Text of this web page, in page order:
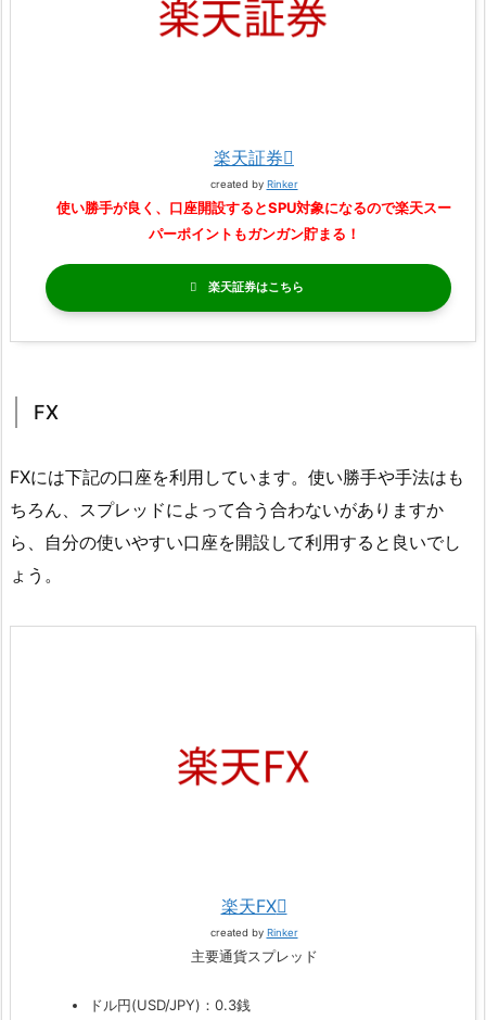
楽天証券
created by Rinker
使い勝手が良く、口座開設するとSPU対象になるので楽天スー
パーポイントもガンガン貯まる！
楽天証券
FX
FXには下記の口座を利用しています。使い勝手や手法はも
ちろん、スプレッドによって合う合わないがありますか
ら、自分の使いやすい口座を開設して利用すると良いでし
ょう。
楽天FX
created by Rinker
主要通貨スプレッド
ドル円(USD/JPY)：0.3銭